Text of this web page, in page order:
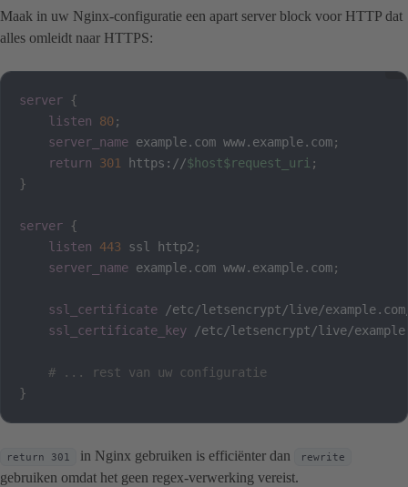
Maak in uw Nginx-configuratie een apart server block voor HTTP dat
alles omleidt naar HTTPS:
server {
listen
80;
server_name example.com www.example.com;
return
301 https://$host$request_uri ;
}
server {
listen
443 ssl http2 ;
server_name example.com www.example.com;
ssl_certificate /etc/letsencrypt/live/
ssl_certificate_key /etc/letsencrypt/live/
# ... rest van uw configuratie
}
return 301 in Nginx gebruiken is efficiënter dan rewrite
gebruiken omdat het geen regex-verwerking vereist.